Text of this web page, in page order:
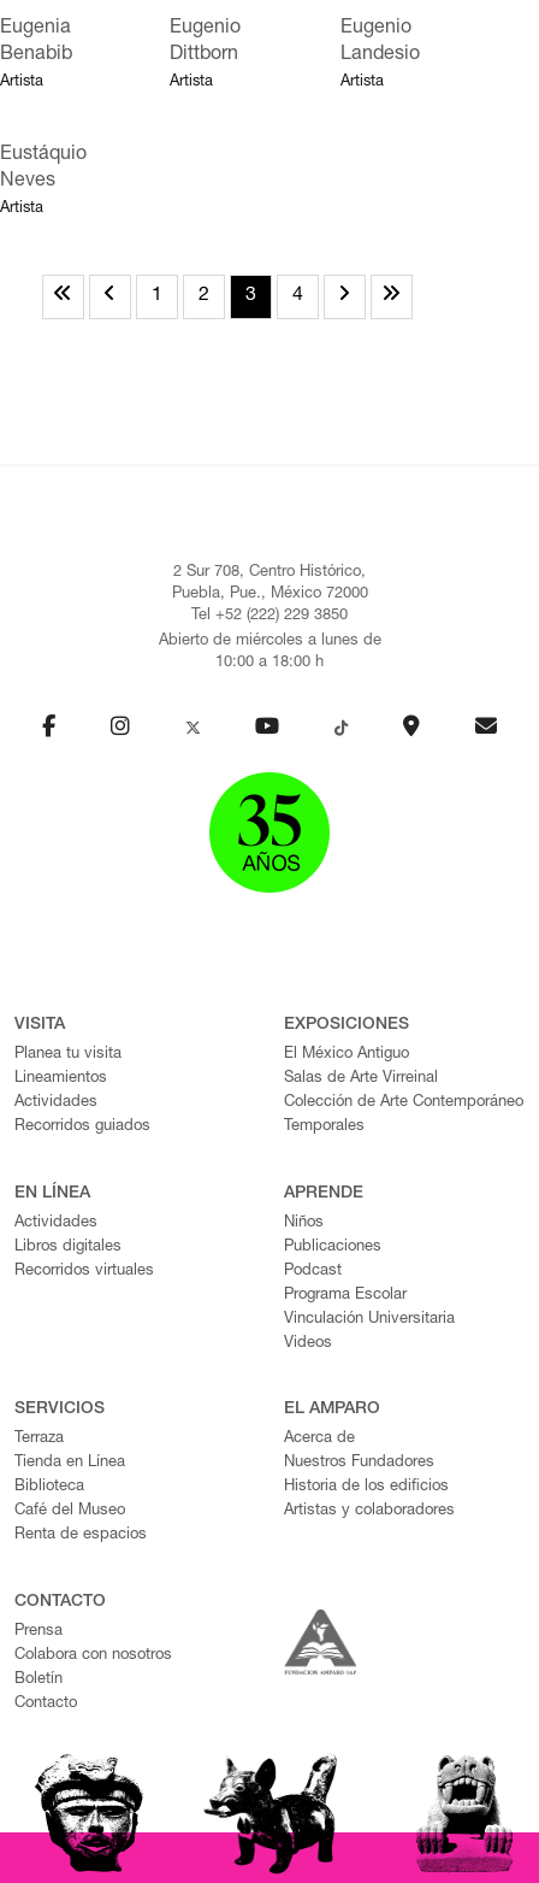
Eugenia
Benabib
Artista
Eugenio
Dittborn
Artista
Eugenio
Landesio
Artista
Eustáquio
Neves
Artista
1 2 3 4
2 Sur 708, Centro Histórico,
Puebla, Pue., México 72000
Tel +52 (222) 229 3850
Abierto de miércoles a lunes de
10:00 a 18:00 h
VISITA
Planea tu visita
Lineamientos
Actividades
Recorridos guiados
EXPOSICIONES
El México Antiguo
Salas de Arte Virreinal
Colección de Arte Contemporáneo
Temporales
EN LÍNEA
Actividades
Libros digitales
Recorridos virtuales
APRENDE
Niños
Publicaciones
Podcast
Programa Escolar
Vinculación Universitaria
Videos
SERVICIOS
Terraza
Tienda en Línea
Biblioteca
Café del Museo
Renta de espacios
EL AMPARO
Acerca de
Nuestros Fundadores
Historia de los edificios
Artistas y colaboradores
CONTACTO
Prensa
Colabora con nosotros
Boletín
Contacto